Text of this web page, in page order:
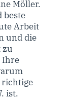
Möller.
beste
Arbeit
und die
zu
Ihre
richtige
ist.